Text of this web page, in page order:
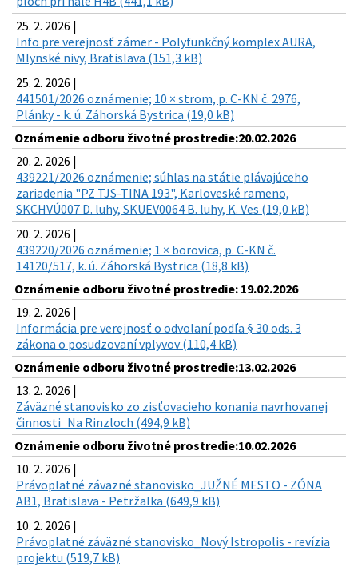
25. 2. 2026 |
Info pre verejnosť zámer - Polyfunkčný komplex AURA,
Mlynské nivy, Bratislava (151,3 kB)
25. 2. 2026 |
441501/2026 oznámenie; 10 × strom, p. C-KN č. 2976,
Plánky - k. ú. Záhorská Bystrica (19,0 kB)
Oznámenie odboru životné prostredie:20.02.2026
20. 2. 2026 |
439221/2026 oznámenie; súhlas na státie plávajúceho
zariadenia "PZ TJS-TINA 193", Karloveské rameno,
SKCHVÚ007 D. luhy, SKUEV0064 B. luhy, K. Ves (19,0 kB)
20. 2. 2026 |
439220/2026 oznámenie; 1 × borovica, p. C-KN č.
14120/517, k. ú. Záhorská Bystrica (18,8 kB)
Oznámenie odboru životné prostredie: 19.02.2026
19. 2. 2026 |
Informácia pre verejnosť o odvolaní podľa § 30 ods. 3
zákona o posudzovaní vplyvov (110,4 kB)
Oznámenie odboru životné prostredie:13.02.2026
13. 2. 2026 |
Záväzné stanovisko zo zisťovacieho konania navrhovanej
činnosti_Na Rinzloch (494,9 kB)
Oznámenie odboru životné prostredie:10.02.2026
10. 2. 2026 |
Právoplatné záväzné stanovisko_JUŽNÉ MESTO - ZÓNA
AB1, Bratislava - Petržalka (649,9 kB)
10. 2. 2026 |
Právoplatné záväzné stanovisko_Nový Istropolis - revízia
projektu (519,7 kB)